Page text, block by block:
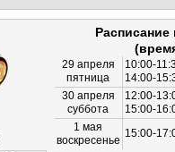
29 апреля
пятница
10:00-
14:00-
30 апреля
суббота
12:00-
15:00-
1 мая
воскресенье
15:00-